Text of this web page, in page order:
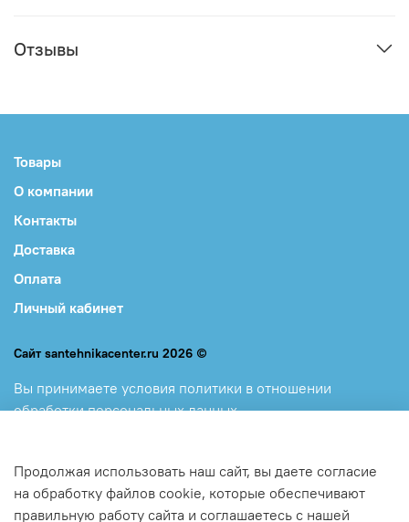
Отзывы
Товары
О компании
Контакты
Доставка
Оплата
Личный кабинет
Сайт santehnikacenter.ru 2026 ©
Вы принимаете условия политики в отношении
обработки персональных данных
оставляете свои данные в любой форме обратной связи
на сайте santehnikacenter.ru
Продолжая использовать наш сайт, вы даете согласие
на обработку файлов cookie, которые обеспечивают
правильную работу сайта и соглашаетесь с нашей